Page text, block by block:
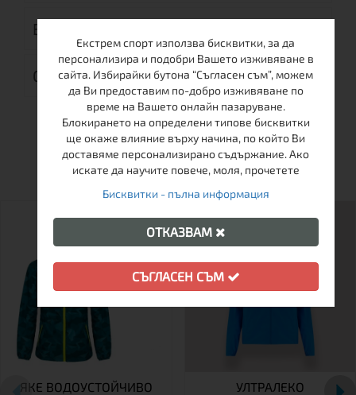
ВРЪЩАНЕ
ОТЗИВИ (0)
ОЩЕ ОТ ТАЗИ МАРКА
ЯКЕ ВОДОУСТОЙЧИВО
УЛТРАЛЕКО
Екстрем спорт използва бисквитки, за да
персонализира и подобри Вашето изживяване в
сайта. Избирайки бутона “Съгласен съм”, можем
да Ви предоставим по-добро изживяване по
време на Вашето онлайн пазаруване.
Блокирането на определени типове бисквитки
ще окаже влияние върху начина, по който Ви
доставяме персонализирано съдържание. Ако
искате да научите повече, моля, прочетете
Бисквитки - пълна информация
ОТКАЗВАМ
СЪГЛАСЕН СЪМ